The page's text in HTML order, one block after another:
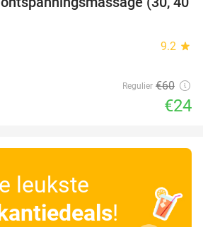
60%
9.2 star
Regulier €60
€24
leukste
!